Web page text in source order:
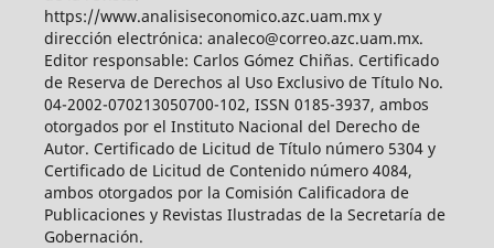
https://www.analisiseconomico.azc.uam.mx y
dirección electrónica: analeco@correo.azc.uam.mx.
Editor responsable: Carlos Gómez Chiñas. Certificado
de Reserva de Derechos al Uso Exclusivo de Título No.
04-2002-070213050700-102, ISSN 0185-3937, ambos
otorgados por el Instituto Nacional del Derecho de
Autor. Certificado de Licitud de Título número 5304 y
Certificado de Licitud de Contenido número 4084,
ambos otorgados por la Comisión Calificadora de
Publicaciones y Revistas Ilustradas de la Secretaría de
Gobernación.